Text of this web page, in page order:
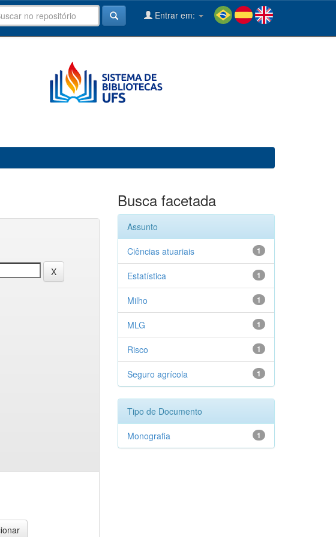
Entrar em:
Busca facetada
Assunto
1
Ciências atuariais
1
Estatística
1
Milho
1
MLG
1
Risco
1
Seguro agrícola
Tipo de Documento
1
Monografia